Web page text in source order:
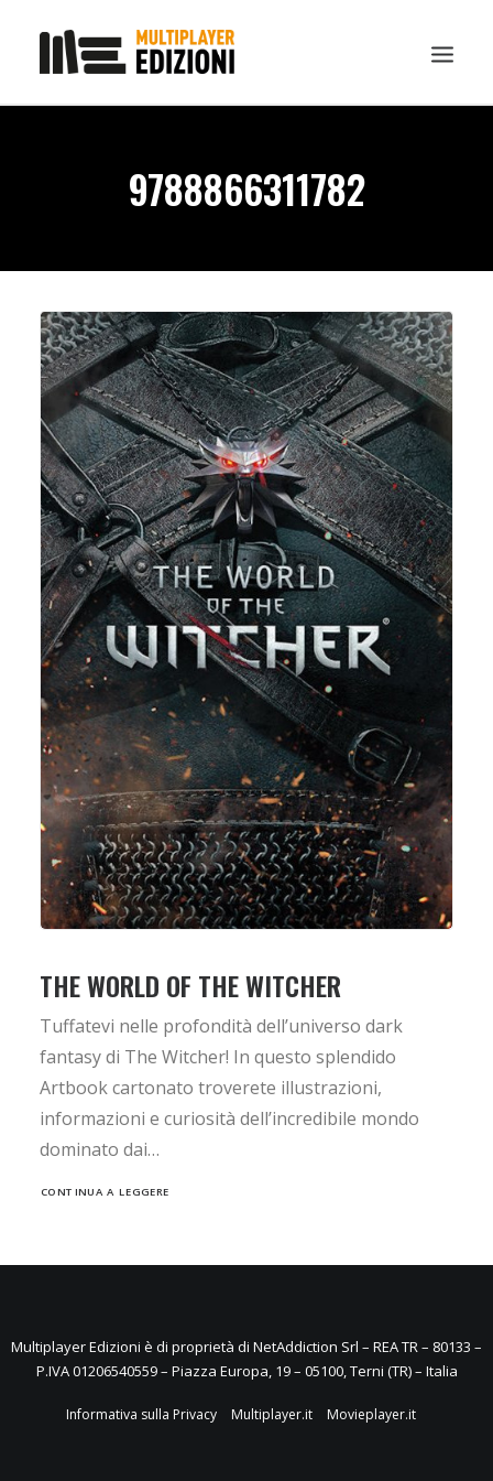
GADGET
NEWS
CONTATTI
CHI SIAMO
DOWNLOAD
RICERCA
9788866311782
THE WORLD OF THE WITCHER
Tuffatevi nelle profondità dell’universo dark
fantasy di The Witcher! In questo splendido
Artbook cartonato troverete illustrazioni,
informazioni e curiosità dell’incredibile mondo
dominato dai…
CONTINUA A LEGGERE
Multiplayer Edizioni è di proprietà di NetAddiction Srl – REA TR – 80133 –
P.IVA 01206540559 – Piazza Europa, 19 – 05100, Terni (TR) – Italia
Informativa sulla Privacy Multiplayer.it Movieplayer.it